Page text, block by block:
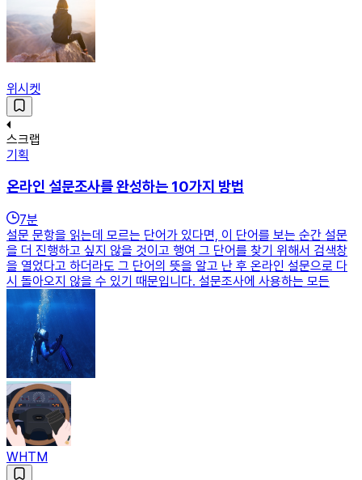
위시켓
스크랩
기획
온라인 설문조사를 완성하는 10가지 방법
7분
설문 문항을 읽는데 모르는 단어가 있다면, 이 단어를 보는 순간 설문
을 더 진행하고 싶지 않을 것이고 행여 그 단어를 찾기 위해서 검색창
을 열었다고 하더라도 그 단어의 뜻을 알고 난 후 온라인 설문으로 다
시 돌아오지 않을 수 있기 때문입니다. 설문조사에 사용하는 모든
WHTM